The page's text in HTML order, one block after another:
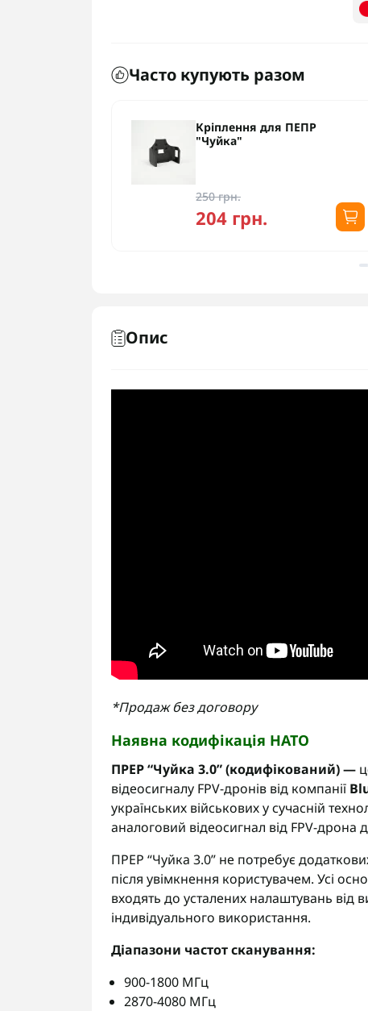
Часто купують разом
Кріплення для ПЕПР
"Чуйка"
250 грн.
204 грн.
Опис
*Продаж без договору
Наявна кодифікація НАТО
ПРЕР “Чуйка 3.0” (кодифікований)—
відеосигналу FPV-дронів від компанії
українських військових у сучасній
аналоговий відеосигнал від FPV-дрона
ПРЕР “Чуйка 3.0” не потребує
після увімкнення користувачем. Усі
входять до усталених налаштувань
індивідуального використання.
Діапазони частот сканування:
900-1800 МГц
2870-4080 МГц